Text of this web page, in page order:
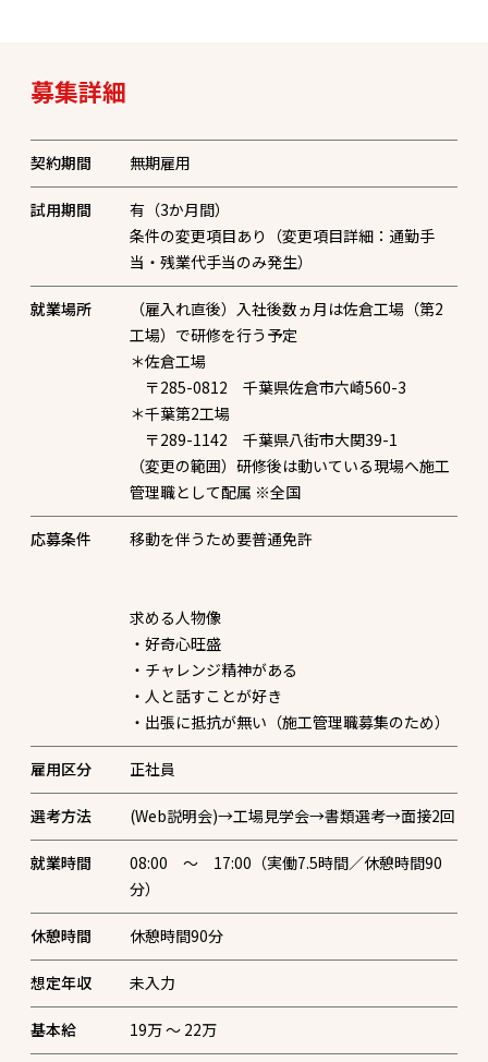
募集詳細
契約期間
試用期間
有（3か月間）
条件の変更項目あり（変更項目詳細：通勤手
当・残業代手当のみ発生）
就業場所
（雇入れ直後）入社後数ヵ月は佐倉工場（第2
工場）で研修を行う予定
＊佐倉工場
〒285-0812 千葉県佐倉市六崎560-3
＊千葉第2工場
〒289-1142 千葉県八街市大関39-1
（変更の範囲）研修後は動いている現場へ施工
管理職として配属 ※全国
応募条件 移動を伴うため要普通免許
求める人物像
・好奇心旺盛
・チャレンジ精神がある
・人と話すことが好き
・出張に抵抗が無い（施工管理職募集のため）
雇用区分 正社員
選考方法
就業時間
08:00 ～ 17:00（実働7.5時間／休憩時間90
分）
休憩時間 休憩時間90分
想定年収 未入力
基本給 19万 〜 22万